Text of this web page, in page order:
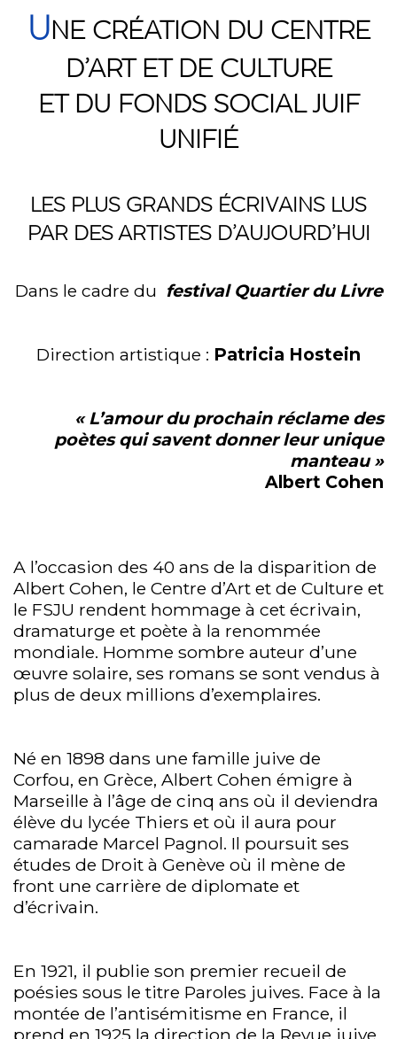
UNE CRÉATION DU CENTRE
D’ART ET DE CULTURE
ET DU FONDS SOCIAL JUIF
UNIFIÉ
LES PLUS GRANDS ÉCRIVAINS LUS
PAR DES ARTISTES D’AUJOURD’HUI
Dans le cadre du festival Quartier du Livre
Direction artistique : Patricia Hostein
« L’amour du prochain réclame des
poètes qui savent donner leur unique
manteau »
Albert Cohen
A l’occasion des 40 ans de la disparition de
Albert Cohen, le Centre d’Art et de Culture et
le FSJU rendent hommage à cet écrivain,
dramaturge et poète à la renommée
mondiale. Homme sombre auteur d’une
œuvre solaire, ses romans se sont vendus à
plus de deux millions d’exemplaires.
Né en 1898 dans une famille juive de
Corfou, en Grèce, Albert Cohen émigre à
Marseille à l’âge de cinq ans où il deviendra
élève du lycée Thiers et où il aura pour
camarade Marcel Pagnol. Il poursuit ses
études de Droit à Genève où il mène de
front une carrière de diplomate et
d’écrivain.
En 1921, il publie son premier recueil de
poésies sous le titre Paroles juives. Face à la
montée de l’antisémitisme en France, il
prend en 1925 la direction de la Revue juive